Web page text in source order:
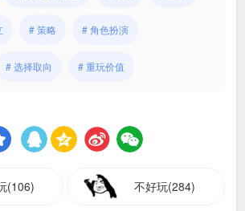
# 策略 # 角色扮演
# 选择取向 # 重玩价值
(106) 不好玩(284)